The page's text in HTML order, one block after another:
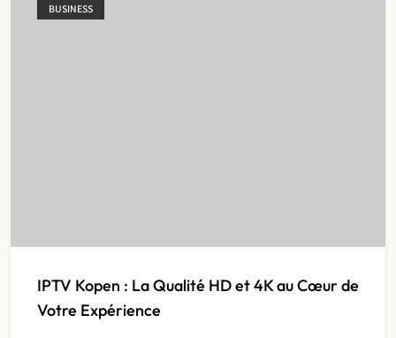
BUSINESS
IPTV Kopen : La Qualité HD et 4K au Cœur de
Votre Expérience